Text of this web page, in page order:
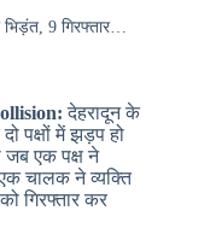
भिड़ंत, 9 गिरफ्तार…
देहरादून के
पक्षों में झड़प हो
एक पक्ष ने
चालक ने व्यक्ति
गिरफ्तार कर